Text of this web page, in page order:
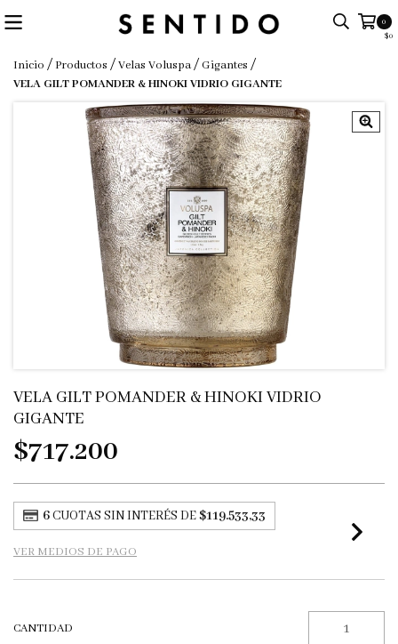
0
$0
Inicio / Productos /Velas Voluspa/Gigantes /
VELA GILT POMANDER & HINOKI VIDRIO GIGANTE
VELA GILT POMANDER & HINOKI VIDRIO
GIGANTE
$717.200
6CUOTAS SIN INTERÉS DE$119.533,33
VER MEDIOS DE PAGO
CANTIDAD